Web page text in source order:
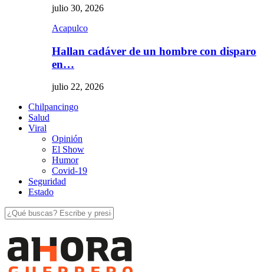
julio 30, 2026
Acapulco
Hallan cadáver de un hombre con disparo
en…
julio 22, 2026
Chilpancingo
Salud
Viral
Opinión
El Show
Humor
Covid-19
Seguridad
Estado